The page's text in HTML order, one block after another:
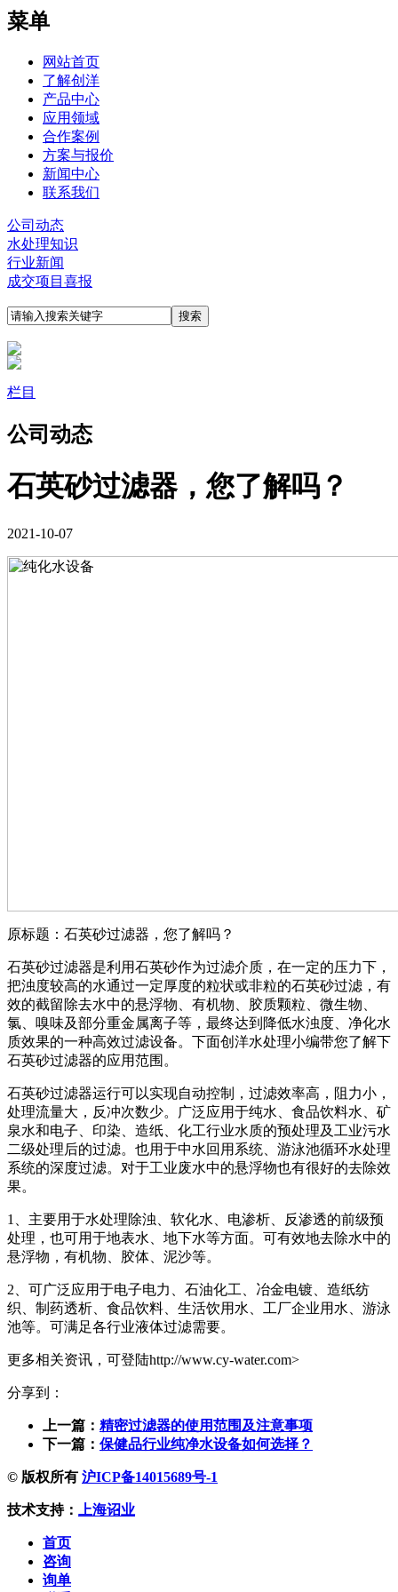
菜单
网站首页
了解创洋
产品中心
应用领域
合作案例
方案与报价
新闻中心
联系我们
公司动态
水处理知识
行业新闻
成交项目喜报
栏目
公司动态
石英砂过滤器，您了解吗？
2021-10-07
原标题：石英砂过滤器，您了解吗？
石英砂过滤器是利用石英砂作为过滤介质，在一定的压力下，
把浊度较高的水通过一定厚度的粒状或非粒的石英砂过滤，有
效的截留除去水中的悬浮物、有机物、胶质颗粒、微生物、
氯、嗅味及部分重金属离子等，最终达到降低水浊度、净化水
质效果的一种高效过滤设备。下面创洋水处理小编带您了解下
石英砂过滤器的应用范围。
石英砂过滤器运行可以实现自动控制，过滤效率高，阻力小，
处理流量大，反冲次数少。广泛应用于纯水、食品饮料水、矿
泉水和电子、印染、造纸、化工行业水质的预处理及工业污水
二级处理后的过滤。也用于中水回用系统、游泳池循环水处理
系统的深度过滤。对于工业废水中的悬浮物也有很好的去除效
果。
1、主要用于水处理除浊、软化水、电渗析、反渗透的前级预
处理，也可用于地表水、地下水等方面。可有效地去除水中的
悬浮物，有机物、胶体、泥沙等。
2、可广泛应用于电子电力、石油化工、冶金电镀、造纸纺
织、制药透析、食品饮料、生活饮用水、工厂企业用水、游泳
池等。可满足各行业液体过滤需要。
更多相关资讯，可登陆http://www.cy-water.com>
分享到：
上一篇： 精密过滤器的使用范围及注意事项
下一篇： 保健品行业纯净水设备如何选择？
© 版权所有 沪ICP备14015689号-1
技术支持： 上海诏业
首页
咨询
询单